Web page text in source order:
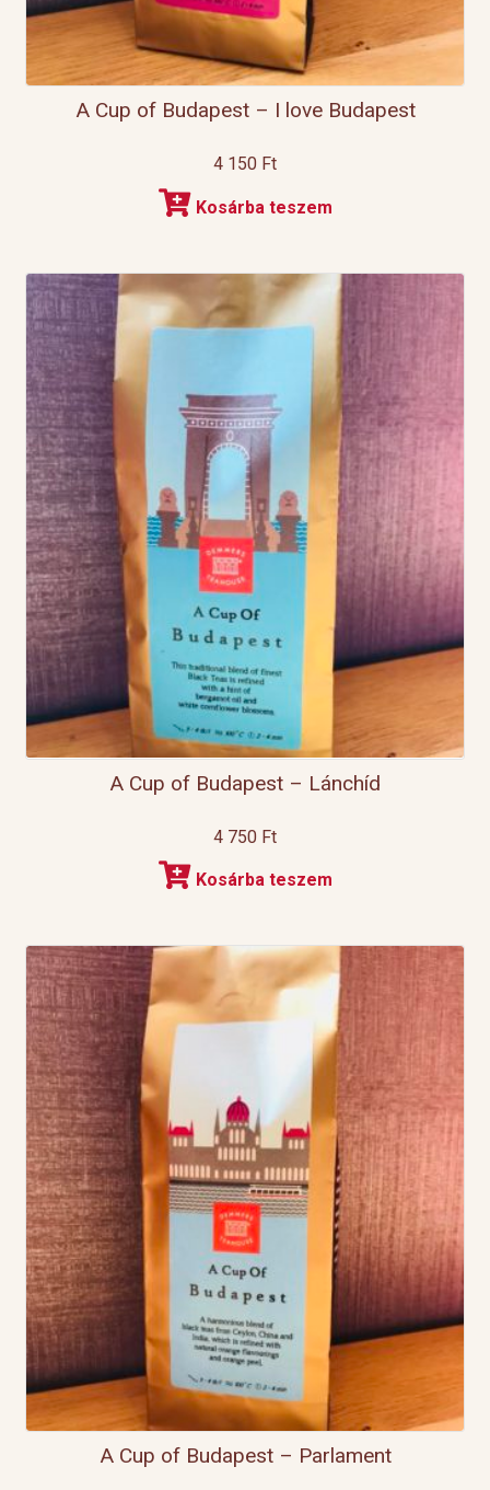
A Cup of Budapest – I love Budapest
4 150 Ft
Kosárba teszem
A Cup of Budapest – Lánchíd
4 750 Ft
Kosárba teszem
A Cup of Budapest – Parlament